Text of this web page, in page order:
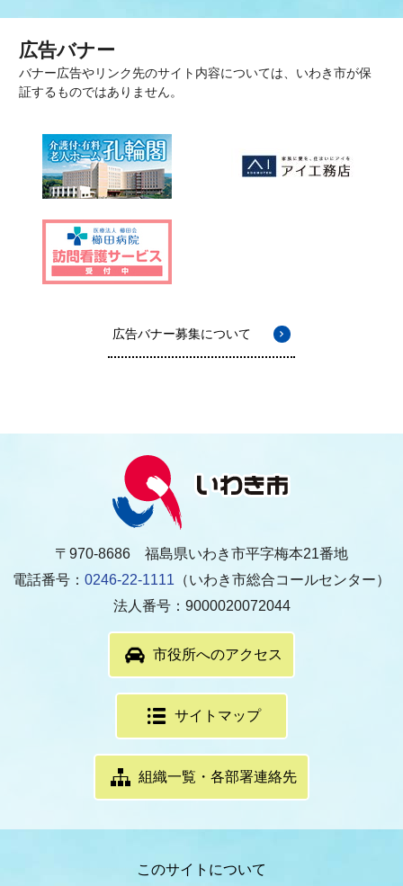
広告バナー
バナー広告やリンク先のサイト内容については、いわき市が保
証するものではありません。
広告バナー募集について
〒970-8686 福島県いわき市平字梅本21番地
電話番号： 0246-22-1111 （いわき市総合コールセンター）
法人番号：9000020072044
市役所へのアクセス
サイトマップ
組織一覧・各部署連絡先
このサイトについて